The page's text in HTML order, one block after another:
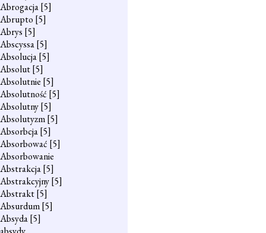
Abrogacja[5]
Abrupto [5]
Abrys [5]
Abscyssa[5]
Absolucja[5]
Absolut[5]
Absolutnie [5]
Absolutność [5]
Absolutny[5]
Absolutyzm[5]
Absorbcja[5]
Absorbować [5]
Absorbowanie
Abstrakcja[5]
Abstrakcyjny[5]
Abstrakt[5]
Absurdum[5]
Absyda[5]